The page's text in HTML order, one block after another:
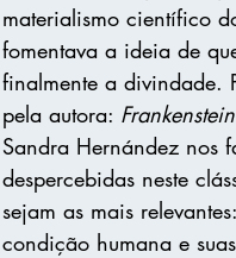
materialismo científico
fomentava a ideia de
finalmente a divindade.
pela autora: Frankenstein
Sandra Hernández nos
despercebidas neste
sejam as mais
condição humana e